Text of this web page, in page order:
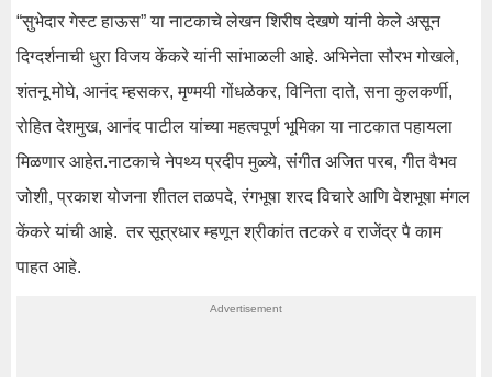
“सुभेदारगेस्टहाऊस” या नाटकाचे लेखन शिरीष देखणे यांनी केले असून
दिग्दर्शनाची धुरा विजयकेंकरेयांनी सांभाळली आहे. अभिनेता सौरभ गोखले,
शंतनू मोघे, आनंदम्हसकर,मृण्मयीगोंधळेकर,विनितादाते, सनाकुलकर्णी,
रोहित देशमुख, आनंद पाटील यांच्यामहत्वपूर्ण भूमिका या नाटकात पहायला
मिळणार आहेत.नाटकाचे नेपथ्य प्रदीप मुळ्ये, संगीत अजितपरब, गीत वैभव
जोशी,प्रकाशयोजना शीतलतळपदे,रंगभूषाशरद विचारे आणिवेशभूषामंगल
केंकरेयांची आहे.तर सूत्रधार म्हणून श्रीकांततटकरेवराजेंद्र पै काम
पाहत आहे.